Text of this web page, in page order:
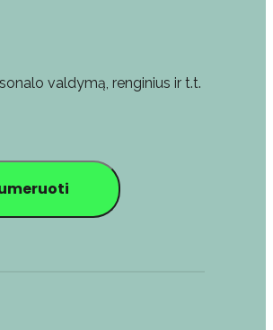
valdymą, renginius ir t.t.